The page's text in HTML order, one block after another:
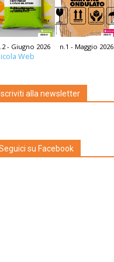
- Giugno 2026 n.1 - Maggio 2026
Web
alla newsletter
su Facebook